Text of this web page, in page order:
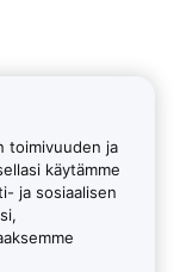
toimivuuden ja
käytämme
ja sosiaalisen